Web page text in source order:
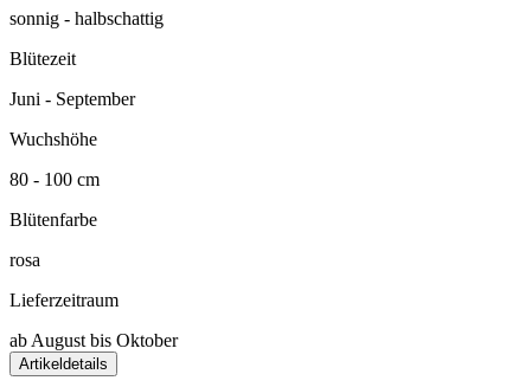
sonnig - halbschattig
Blütezeit
Juni - September
Wuchshöhe
80 - 100 cm
Blütenfarbe
rosa
Lieferzeitraum
ab August bis Oktober
Artikeldetails